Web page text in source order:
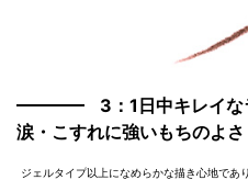
3：1日中キレイな
涙・こすれに強いもちのよさ
ジェルタイプ以上になめらかな描き心地であ